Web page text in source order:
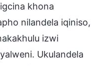
khona
nilandela iqiniso,
izwi
Ukulandela